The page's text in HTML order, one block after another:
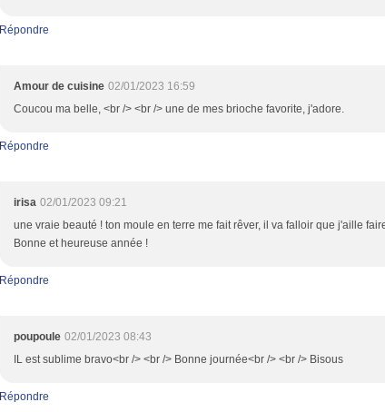
Répondre
Amour de cuisine 02/01/2023 16:59
Coucou ma belle, <br /> <br /> une de mes brioche favorite, j'adore.
Répondre
irisa 02/01/2023 09:21
une vraie beauté ! ton moule en terre me fait rêver, il va falloir que j'aille
Bonne et heureuse année !
Répondre
poupoule 02/01/2023 08:43
IL est sublime bravo<br /> <br /> Bonne journée<br /> <br /> Bisous
Répondre